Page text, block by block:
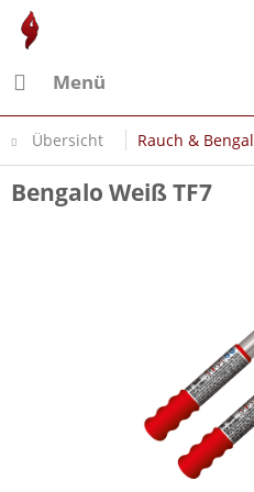
Menü
Übersicht Rauch & Bengal
Bengalo Weiß TF7